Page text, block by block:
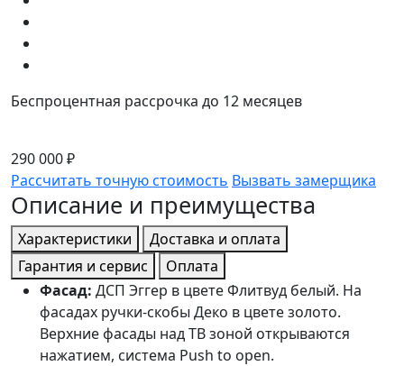
Беспроцентная рассрочка до 12 месяцев
290 000 ₽
Рассчитать точную стоимость Вызвать замерщика
Описание и преимущества
Характеристики
Доставка и оплата
Гарантия и сервис
Оплата
Фасад: ДСП Эггер в цвете Флитвуд белый. На
фасадах ручки-скобы Деко в цвете золото.
Верхние фасады над ТВ зоной открываются
нажатием, система Push to open.